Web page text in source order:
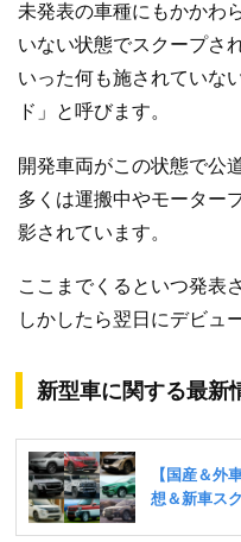
未発表の車種にもかかわ
いない状態でスクープさ
いった何も施されていな
ド」と呼びます。
開発車両がこの状態で公
多くは運搬中やモーター
影されています。
ここまでくるといつ発表
しかしたら翌日にデビュ
新型車に関する最新